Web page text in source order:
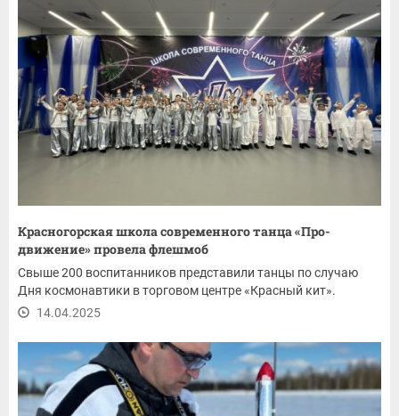
Красногорская школа современного танца «Про-
движение» провела флешмоб
Свыше 200 воспитанников представили танцы по случаю
Дня космонавтики в торговом центре «Красный кит».
14.04.2025